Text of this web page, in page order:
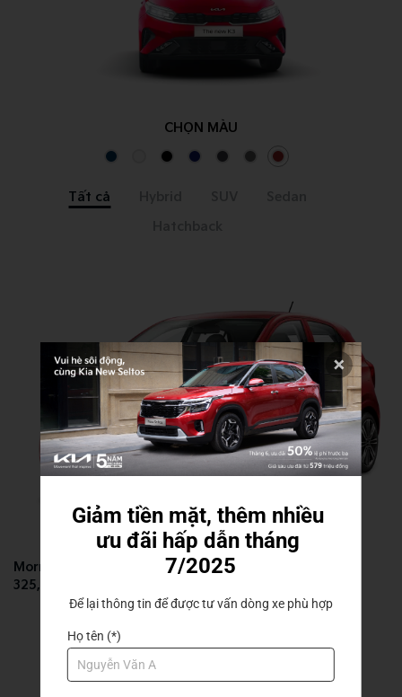
CHỌN MÀU
Tất cả
Morning
Morning MT
325,000,000đ
Giảm tiền mặt, thêm nhiều
ưu đãi hấp dẫn tháng
7/2025
Để lại thông tin để được tư vấn dòng xe phù hợp
Họ tên (*)